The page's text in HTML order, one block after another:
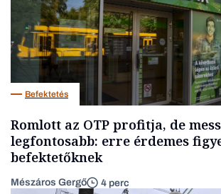
Befektetés
Romlott az OTP profitja, de
legfontosabb: erre érdemes
befektetőknek
Mészáros Gergő 4 perc